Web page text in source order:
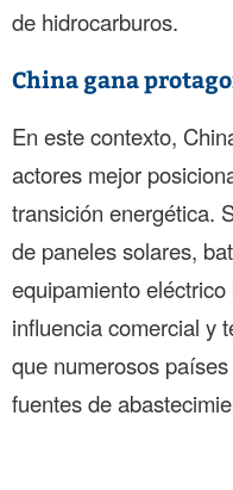
de hidrocarburos.
China gana
En este contexto,
actores mejor
transición energética.
de paneles solares,
equipamiento
influencia comercial y
que numerosos
fuentes de